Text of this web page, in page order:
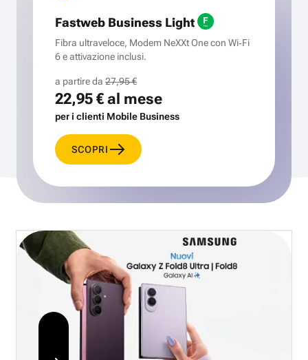
Fastweb Business Light
Fibra ultraveloce, Modem NeXXt One con Wi‑Fi
6 e attivazione inclusi.
a partire da 27,95 €
22,95 €al mese
per i clienti Mobile Business
SCOPRI